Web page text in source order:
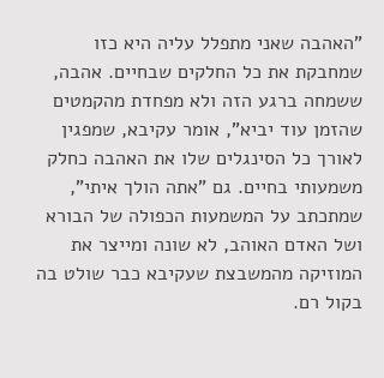
"האהבה שאני מתפלל עליה היא כזו
שמחבקת את כל החלקים שבחיים. אהבה,
ששמחה ברגע הזה ולא מפחדת מהקמטים
שהזמן עוד יביא", אומר עקיבא, שמפגין
לאורך כל הסינגלים שלו את האהבה כחלק
משמעותי בחיים. גם "אתה הולך איתי",
שמתכתב על המשמעות הכפולה של הבורא
ושל האדם האוהב, לא שונה ומייצר את
המוזיקה מהמשבצת שעקיבא כבר שולט בה
בקול רם.